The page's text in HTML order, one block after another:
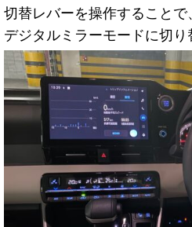
切替レバーを操作すること
デジタルミラーモードに切り